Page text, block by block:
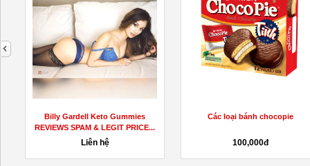
Billy Gardell Keto Gummies
REVIEWS SPAM & LEGIT PRICE...
Liên hệ
Các loại bánh chocopie
100,000đ
next